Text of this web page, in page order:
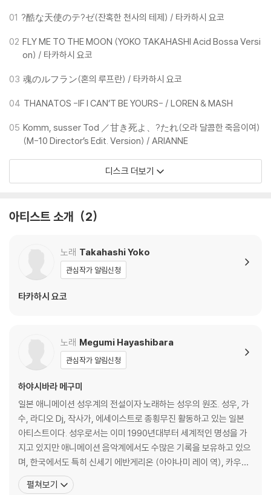
01 ?酷な天使のテ?ゼ(잔혹한 천사의 테제) / 타카하시 요코
02 FLY ME TO THE MOON (YOKO TAKAHASHI Acid Bossa Versi
on) / 타카하시 요코
03 魂のルフラン(혼의 루프란) / 타카하시 요코
04 THANATOS -IF I CAN’T BE YOURS- / LOREN & MASH
05 Komm, susser Tod ／甘き死よ、?たれ(오라 달콤한 죽음이여)
(M-10 Director’s Edit. Version) / ARIANNE
디스크 더보기
아티스트 소개 2
노래 Takahashi Yoko
관심작가 알림신청
타카하시 요코
노래 Megumi Hayashibara
관심작가 알림신청
하야시바라 메구미
일본 애니메이션 성우계의 전설이자 노래하는 성우의 원조. 성우, 가
수, 라디오 Dj, 작사가, 에세이스트로 종횡무진 활동하고 있는 일본
아티스트이다. 성우로서는 이미 1990년대부터 세계적인 명성을 가
지고 있지만 애니메이션 음악계에서도 수많은 기록을 보유하고 있으
며, 한국에서도 특히 신세기 에반게리온 (아야나미 레이 역), 카우보
이 비밥 (페이 발렌타인 역), 슬레이어즈 (리나 인버스 역) 등의 작품
으로 큰 인기를 끌고 있다. 가수로서 오리콘 차트의 단골. 총 15장 이
펼쳐보기